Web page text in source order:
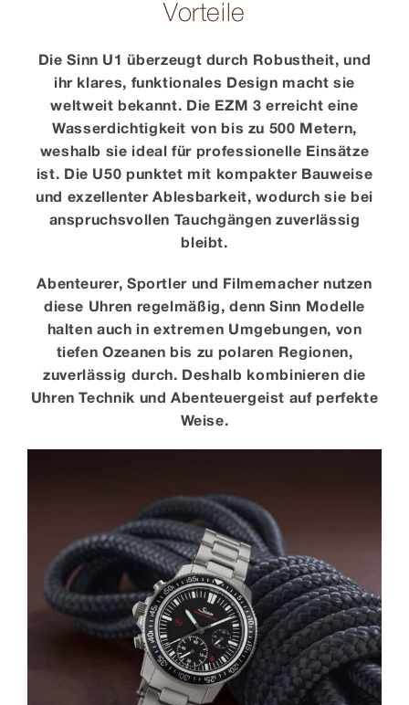
Vorteile
Die Sinn U1 überzeugt durch Robustheit, und
ihr klares, funktionales Design macht sie
weltweit bekannt. Die EZM 3 erreicht eine
Wasserdichtigkeit von bis zu 500 Metern,
weshalb sie ideal für professionelle Einsätze
ist. Die U50 punktet mit kompakter Bauweise
und exzellenter Ablesbarkeit, wodurch sie bei
anspruchsvollen Tauchgängen zuverlässig
bleibt.
Abenteurer, Sportler und Filmemacher nutzen
diese Uhren regelmäßig, denn Sinn Modelle
halten auch in extremen Umgebungen, von
tiefen Ozeanen bis zu polaren Regionen,
zuverlässig durch. Deshalb kombinieren die
Uhren Technik und Abenteuergeist auf perfekte
Weise.